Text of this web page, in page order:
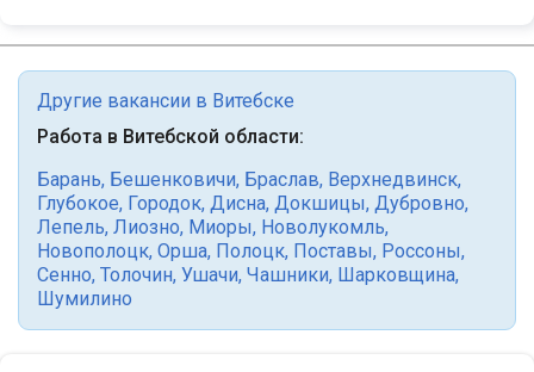
Другие вакансии в Витебске
Работа в Витебской области:
Барань, Бешенковичи, Браслав, Верхнедвинск,
Глубокое, Городок, Дисна, Докшицы, Дубровно,
Лепель, Лиозно, Миоры, Новолукомль,
Новополоцк, Орша, Полоцк, Поставы, Россоны,
Сенно, Толочин, Ушачи, Чашники, Шарковщина,
Шумилино